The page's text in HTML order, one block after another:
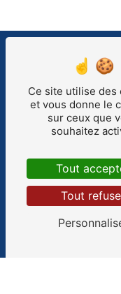
Ce site utilise des
et vous donne le
sur ceux que
souhaitez
Tout
Tout